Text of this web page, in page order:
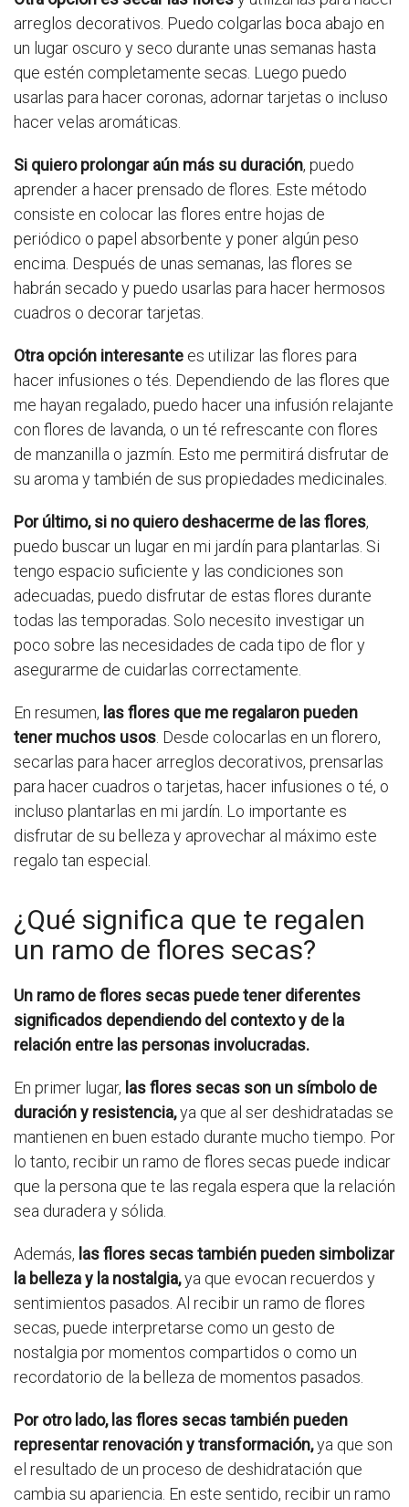
arreglos decorativos. Puedo colgarlas boca abajo en
un lugar oscuro y seco durante unas semanas hasta
que estén completamente secas. Luego puedo
usarlas para hacer coronas, adornar tarjetas o incluso
hacer velas aromáticas.
Si quiero prolongar aún más su duración, puedo
aprender a hacer prensado de flores. Este método
consiste en colocar las flores entre hojas de
periódico o papel absorbente y poner algún peso
encima. Después de unas semanas, las flores se
habrán secado y puedo usarlas para hacer hermosos
cuadros o decorar tarjetas.
Otra opción interesante es utilizar las flores para
hacer infusiones o tés. Dependiendo de las flores que
me hayan regalado, puedo hacer una infusión relajante
con flores de lavanda, o un té refrescante con flores
de manzanilla o jazmín. Esto me permitirá disfrutar de
su aroma y también de sus propiedades medicinales.
Por último, si no quiero deshacerme de las flores,
puedo buscar un lugar en mi jardín para plantarlas. Si
tengo espacio suficiente y las condiciones son
adecuadas, puedo disfrutar de estas flores durante
todas las temporadas. Solo necesito investigar un
poco sobre las necesidades de cada tipo de flor y
asegurarme de cuidarlas correctamente.
En resumen, las flores que me regalaron pueden
tener muchos usos. Desde colocarlas en un florero,
secarlas para hacer arreglos decorativos, prensarlas
para hacer cuadros o tarjetas, hacer infusiones o té, o
incluso plantarlas en mi jardín. Lo importante es
disfrutar de su belleza y aprovechar al máximo este
regalo tan especial.
¿Qué significa que te regalen
un ramo de flores secas?
Un ramo de flores secas puede tener diferentes
significados dependiendo del contexto y de la
relación entre las personas involucradas.
En primer lugar, las flores secas son un símbolo de
duración y resistencia,ya que al ser deshidratadas se
mantienen en buen estado durante mucho tiempo. Por
lo tanto, recibir un ramo de flores secas puede indicar
que la persona que te las regala espera que la relación
sea duradera y sólida.
Además, las flores secas también pueden simbolizar
la belleza y la nostalgia,ya que evocan recuerdos y
sentimientos pasados. Al recibir un ramo de flores
secas, puede interpretarse como un gesto de
nostalgia por momentos compartidos o como un
recordatorio de la belleza de momentos pasados.
Por otro lado, las flores secas también pueden
representar renovación y transformación,ya que son
el resultado de un proceso de deshidratación que
cambia su apariencia. En este sentido, recibir un ramo